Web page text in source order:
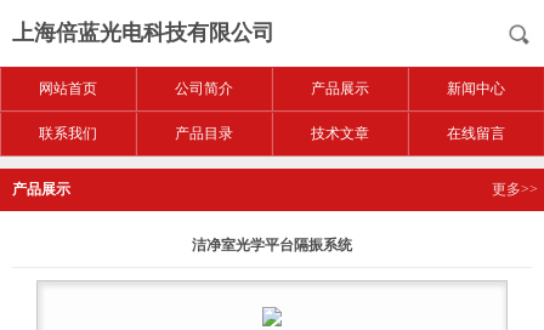
上海倍蓝光电科技有限公司
网站首页 公司简介 产品展示 新闻中心
联系我们 产品目录 技术文章 在线留言
产品展示 更多>>
洁净室光学平台隔振系统